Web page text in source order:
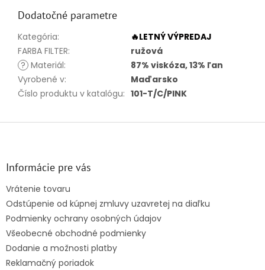
Dodatočné parametre
Kategória:
🔥LETNÝ VÝPREDAJ
FARBA FILTER:
ružová
? Materiál:
87% viskóza, 13% ľan
Vyrobené v:
Maďarsko
Číslo produktu v katalógu: 101-T/C/PINK
Z
Informácie pre vás
Vrátenie tovaru
Odstúpenie od kúpnej zmluvy uzavretej na diaľku
Podmienky ochrany osobných údajov
Všeobecné obchodné podmienky
Dodanie a možnosti platby
Reklamačný poriadok